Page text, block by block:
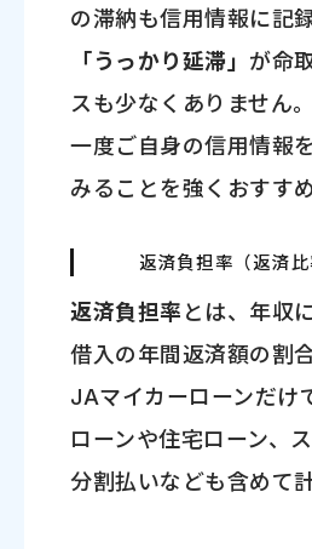
の滞納も信用情報に記
「うっかり延滞」 が命
スも少なくありません
一度ご自身の信用情報
みることを強くおすす
返済負担率（返済
返済負担率 とは、年収
借入の年間返済額の割
JAマイカーローンだけ
ローンや住宅ローン、
分割払いなども含めて